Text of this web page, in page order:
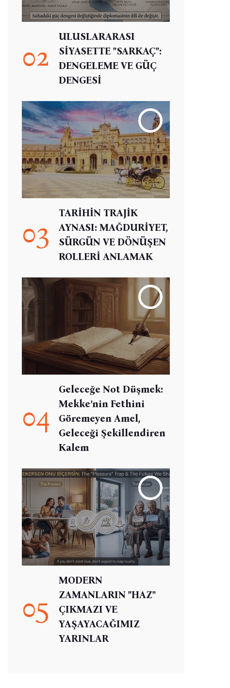
02
ULUSLARARASI
SİYASETTE "SARKAÇ":
DENGELEME VE GÜÇ
DENGESİ
03
TARİHİN TRAJİK
AYNASI: MAĞDURİYET,
SÜRGÜN VE DÖNÜŞEN
ROLLERİ ANLAMAK
04
Geleceğe Not Düşmek:
Mekke’nin Fethini
Göremeyen Amel,
Geleceği Şekillendiren
Kalem
05
MODERN
ZAMANLARIN "HAZ"
ÇIKMAZI VE
YAŞAYACAĞIMIZ
YARINLAR